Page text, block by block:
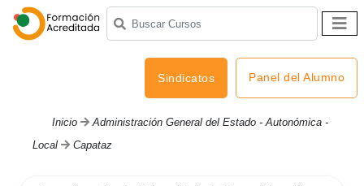
Sindicatos Panel del Alumno
Inicio
Administración General del Estado - Autonómica -
Local
Capataz